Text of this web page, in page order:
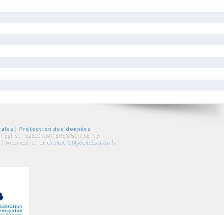
Protection des données
| 92600 ASNIERES SUR SEINE
| webmestre : erick.mouret@echecs.asso.fr